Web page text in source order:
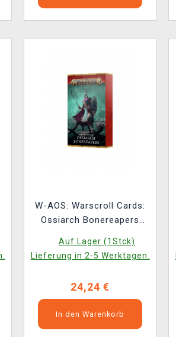
W-AOS: Warscroll Cards:
Ossiarch Bonereapers
Auf Lager (1Stck)
Lieferung in 2-5 Werktagen.
24,24 €
In den Warenkorb